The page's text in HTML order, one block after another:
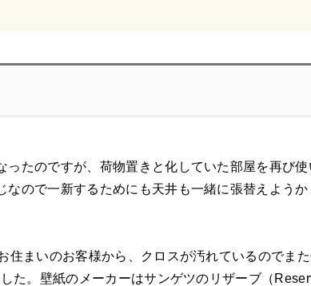
ったのですが、荷物置きと化していた部屋を再び
ので一新するためにも天井も一緒に張替えようか
住まいのお客様から、クロスが汚れているのでま
た。壁紙のメーカーはサンゲツのリザーブ（